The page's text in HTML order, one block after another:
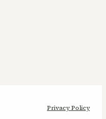
Privacy Policy